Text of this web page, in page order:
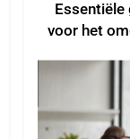
voor het